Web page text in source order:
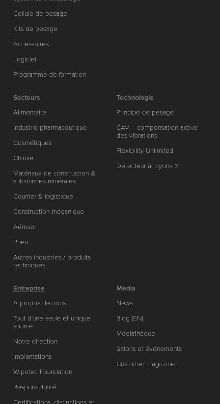
Cellule de pesage
Kits de pesage
Accessoires
Logiciel
Programme de formation
Secteurs
Alimentaire
Industrie pharmaceutique
Cosmétiques
Chimie
Matériaux de construction &
substances minérales
Courrier & logistique
Construction mécanique
Aérosol
Pneu
Autres industries / produits
techniques
Technologie
Principe de pesage
CAV – compensation active
des vibrations
Flexibility Unlimited
Détecteur à rayons X
Entreprise
A propos de nous
Tout d'une seule et unique
source
Notre direction
Implantations
Wipotec Foundation
Responsabilité
Certifications, distinctions et
Media
News
Blog (EN)
Médiathèque
Salons et événements
Customer magazine